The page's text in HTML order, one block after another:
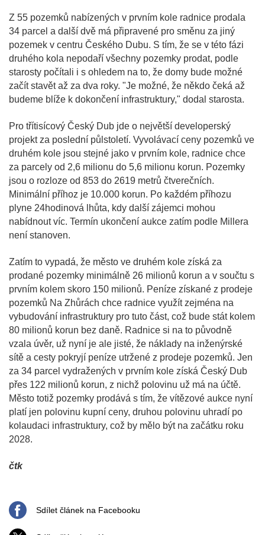
Z 55 pozemků nabízených v prvním kole radnice prodala
34 parcel a další dvě má připravené pro směnu za jiný
pozemek v centru Českého Dubu. S tím, že se v této fázi
druhého kola nepodaří všechny pozemky prodat, podle
starosty počítali i s ohledem na to, že domy bude možné
začít stavět až za dva roky. "Je možné, že někdo čeká až
budeme blíže k dokončení infrastruktury," dodal starosta.
Pro třítisícový Český Dub jde o největší developerský
projekt za poslední půlstoletí. Vyvolávací ceny pozemků ve
druhém kole jsou stejné jako v prvním kole, radnice chce
za parcely od 2,6 milionu do 5,6 milionu korun. Pozemky
jsou o rozloze od 853 do 2619 metrů čtverečních.
Minimální příhoz je 10.000 korun. Po každém příhozu
plyne 24hodinová lhůta, kdy další zájemci mohou
nabídnout víc. Termín ukončení aukce zatím podle Millera
není stanoven.
Zatím to vypadá, že město ve druhém kole získá za
prodané pozemky minimálně 26 milionů korun a v součtu s
prvním kolem skoro 150 milionů. Peníze získané z prodeje
pozemků Na Zhůrách chce radnice využít zejména na
vybudování infrastruktury pro tuto část, což bude stát kolem
80 milionů korun bez daně. Radnice si na to původně
vzala úvěr, už nyní je ale jisté, že náklady na inženýrské
sítě a cesty pokryjí peníze utržené z prodeje pozemků. Jen
za 34 parcel vydražených v prvním kole získá Český Dub
přes 122 milionů korun, z nichž polovinu už má na účtě.
Město totiž pozemky prodává s tím, že vítězové aukce nyní
platí jen polovinu kupní ceny, druhou polovinu uhradí po
kolaudaci infrastruktury, což by mělo být na začátku roku
2028.
čtk
Sdílet článek na Facebooku